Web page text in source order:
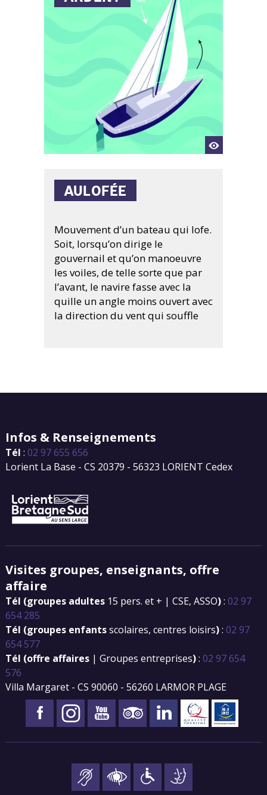
Éléments immergés du bateau
tendance naturelle à remonter au
vent
Mouvement d’un bateau qui lofe.
Soit, lorsqu’on dirige le
gouvernail et qu’on manoeuvre
les voiles, de telle sorte que par
l’avant, le navire fasse avec la
quille un angle moins ouvert avec
la direction du vent qui souffle
AULOFÉE
Infos & Renseignements
Tél : 02 97 655 656
Lorient La Base - CS 20379 - 56323 LORIENT Cedex
Visites groupes, enseignants, offre
affaire
Tél (groupes adultes 15 pers. et + | CSE, ASSO): 02 97
654 285
Tél (groupes enfantsscolaires, centres loisirs): 02 97
654 577
Tél (offre affaires | Groupes entreprises): 02 97 654
576
Villa Margaret - CS 90060 - 56260 LARMOR PLAGE